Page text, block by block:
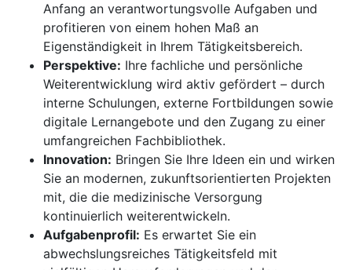
Anfang an verantwortungsvolle Aufgaben und
profitieren von einem hohen Maß an
Eigenständigkeit in Ihrem Tätigkeitsbereich.
Perspektive: Ihre fachliche und persönliche
Weiterentwicklung wird aktiv gefördert – durch
interne Schulungen, externe Fortbildungen sowie
digitale Lernangebote und den Zugang zu einer
umfangreichen Fachbibliothek.
Innovation: Bringen Sie Ihre Ideen ein und wirken
Sie an modernen, zukunftsorientierten Projekten
mit, die die medizinische Versorgung
kontinuierlich weiterentwickeln.
Aufgabenprofil: Es erwartet Sie ein
abwechslungsreiches Tätigkeitsfeld mit